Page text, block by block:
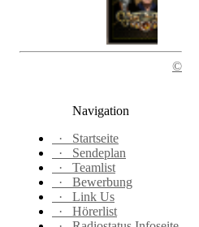
©
Navigation
·
Startseite
·
Sendeplan
·
Teamlist
·
Bewerbung
·
Link Us
·
Hörerlist